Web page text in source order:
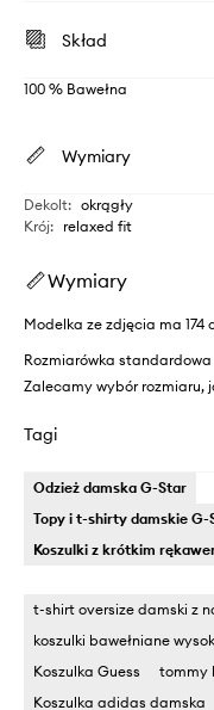
Skład
100 % Bawełna
Wymiary
Dekolt: okrągły
Krój: relaxed fit
Wymiary
Modelka ze zdjęcia ma 174
Rozmiarówka standardowa
Zalecamy wybór rozmiaru,
Tagi
Odzież damska G-Star
Topy i t-shirty damskie G-
Koszulki z krótkim
t-shirt oversize damski z
koszulki bawełniane
Koszulka Guess
tommy
Koszulka adidas damska